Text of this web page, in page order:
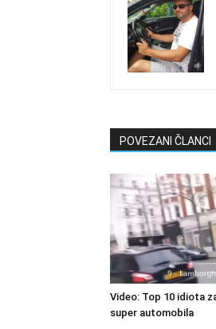
POVEZANI ČLANCI
Video: Top 10 idiota
super automobila